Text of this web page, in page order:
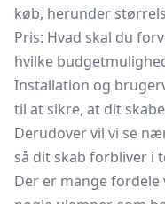
køb, herunder
Pris: Hvad skal du
hvilke
Installation og
til at sikre, at dit
Derudover vil vi se
så dit skab forbliver i
Der er mange fordele